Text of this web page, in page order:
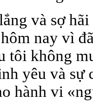
và sợ
nay vì
tôi không
yêu và sự
hành vi